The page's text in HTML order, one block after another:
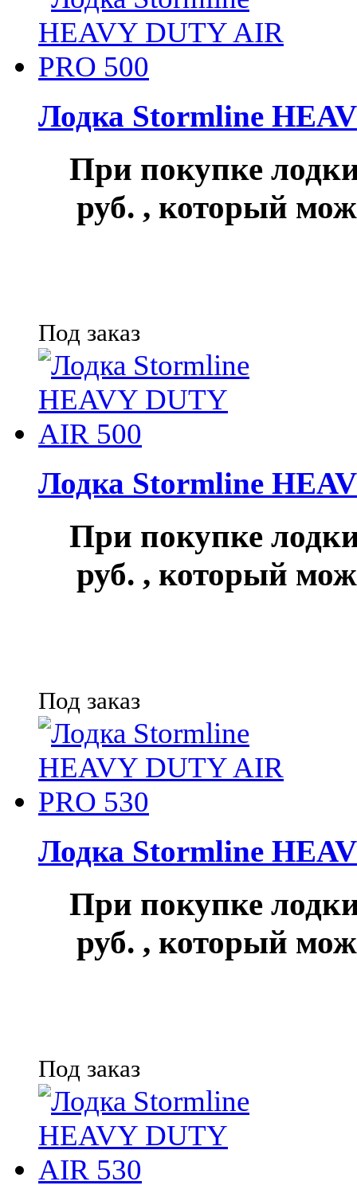
Лодка Stormline
При покупке
руб. , который
Под заказ
Лодка Stormline
При покупке
руб. , который
Под заказ
Лодка Stormline
При покупке
руб. , который
Под заказ